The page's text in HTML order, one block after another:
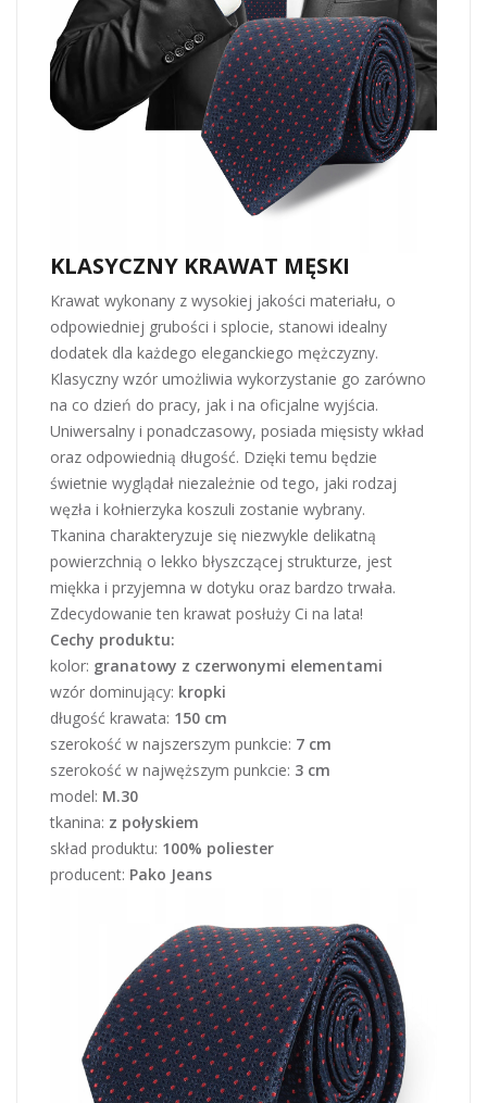
KLASYCZNY KRAWAT MĘSKI
Krawat wykonany z wysokiej jakości materiału, o
odpowiedniej grubości i splocie, stanowi idealny
dodatek dla każdego eleganckiego mężczyzny.
Klasyczny wzór umożliwia wykorzystanie go zarówno
na co dzień do pracy, jak i na oficjalne wyjścia.
Uniwersalny i ponadczasowy, posiada mięsisty wkład
oraz odpowiednią długość. Dzięki temu będzie
świetnie wyglądał niezależnie od tego, jaki rodzaj
węzła i kołnierzyka koszuli zostanie wybrany.
Tkanina charakteryzuje się niezwykle delikatną
powierzchnią o lekko błyszczącej strukturze, jest
miękka i przyjemna w dotyku oraz bardzo trwała.
Zdecydowanie ten krawat posłuży Ci na lata!
Cechy produktu:
kolor: granatowy z czerwonymi elementami
wzór dominujący: kropki
długość krawata: 150 cm
szerokość w najszerszym punkcie: 7 cm
szerokość w najwęższym punkcie: 3 cm
model: M.30
tkanina: z połyskiem
skład produktu: 100% poliester
producent: Pako Jeans